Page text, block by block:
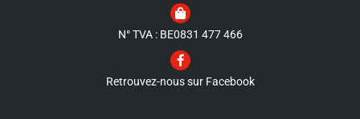
N° TVA : BE0831 477 466
Retrouvez-nous sur Facebook